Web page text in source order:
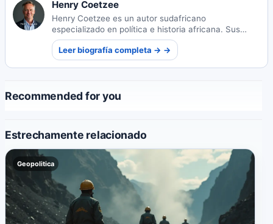
Henry Coetzee
Henry Coetzee es un autor sudafricano
especializado en política e historia africana. Sus
obras perspicaces exploran los complejos paisajes
sociopolíticos y las narrativas históricas del
continente.
Leer biografía completa → →
Recommended for you
Estrechamente relacionado
Geopolitica